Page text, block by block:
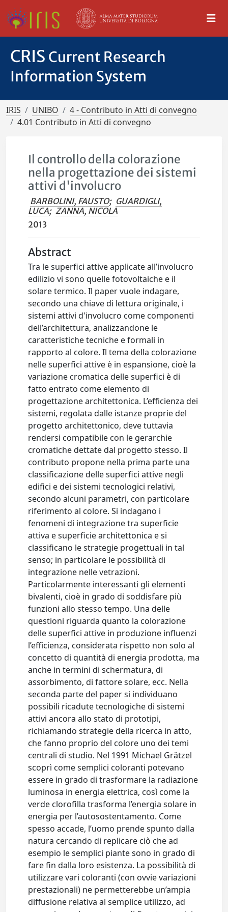
CRIS Current Research
Information System
IRIS UNIBO
4 - Contributo in Atti di convegno
4.01 Contributo in Atti di convegno
Il controllo della colorazione
nella progettazione dei sistemi
attivi d'involucro
BARBOLINI, FAUSTO; GUARDIGLI,
LUCA; ZANNA, NICOLA
2013
Abstract
Tra le superfici attive applicate all’involucro
edilizio vi sono quelle fotovoltaiche e il
solare termico. Il paper vuole indagare,
secondo una chiave di lettura originale, i
sistemi attivi d'involucro come componenti
dell’architettura, analizzandone le
caratteristiche tecniche e formali in
rapporto al colore. Il tema della colorazione
nelle superfici attive è in espansione, cioè la
variazione cromatica delle superfici è di
fatto entrato come elemento di
progettazione architettonica. L’efficienza dei
sistemi, regolata dalle istanze proprie del
progetto architettonico, deve tuttavia
rendersi compatibile con le gerarchie
cromatiche dettate dal progetto stesso. Il
contributo propone nella prima parte una
classificazione delle superfici attive negli
edifici e dei sistemi tecnologici relativi,
secondo alcuni parametri, con particolare
riferimento al colore. Si indagano i
fenomeni di integrazione tra superficie
attiva e superficie architettonica e si
classificano le strategie progettuali in tal
senso; in particolare le possibilità di
integrazione nelle vetrazioni.
Particolarmente interessanti gli elementi
bivalenti, cioè in grado di soddisfare più
funzioni allo stesso tempo. Una delle
questioni riguarda quanto la colorazione
delle superfici attive in produzione influenzi
l’efficienza, considerata rispetto non solo al
concetto di quantità di energia prodotta, ma
anche in termini di schermatura, di
assorbimento, di fattore solare, ecc. Nella
seconda parte del paper si individuano
possibili ricadute tecnologiche di sistemi
attivi ancora allo stato di prototipi,
richiamando strategie della ricerca in atto,
che fanno proprio del colore uno dei temi
centrali di studio. Nel 1991 Michael Grätzel
scoprì come semplici coloranti potevano
essere in grado di trasformare la radiazione
luminosa in energia elettrica, così come la
verde clorofilla trasforma l’energia solare in
energia per l’autosostentamento. Come
spesso accade, l’uomo prende spunto dalla
natura cercando di replicare ciò che ad
esempio le semplici piante sono in grado di
fare fin dalla loro esistenza. La possibilità di
utilizzare vari coloranti (con ovvie variazioni
prestazionali) ne permetterebbe un’ampia
diffusione relativa al semplice utilizzo, ad